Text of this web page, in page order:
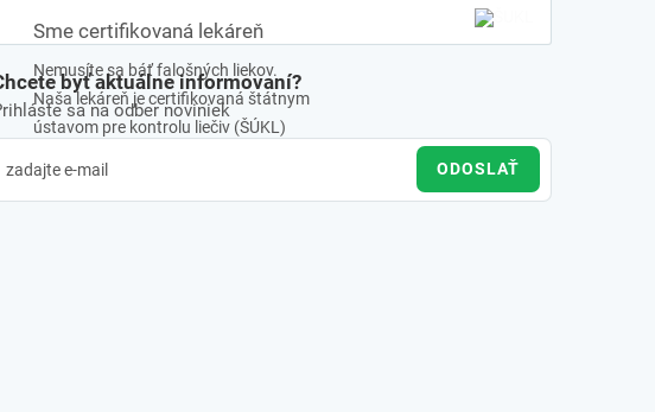
Sme certifikovaná lekáreň
Nemusíte sa báť falošných liekov.
Naša lekáreň je certifikovaná štátnym
ústavom pre kontrolu liečiv (ŠÚKL)
byť aktuálne informovaní?
sa na odber noviniek
ODOSLAŤ